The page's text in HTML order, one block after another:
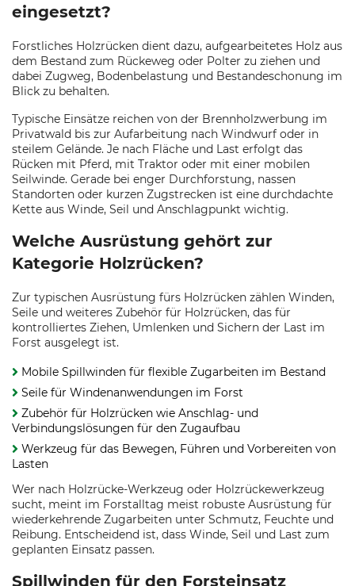
eingesetzt?
Forstliches Holzrücken dient dazu, aufgearbeitetes Holz aus
dem Bestand zum Rückeweg oder Polter zu ziehen und
dabei Zugweg, Bodenbelastung und Bestandeschonung im
Blick zu behalten.
Typische Einsätze reichen von der Brennholzwerbung im
Privatwald bis zur Aufarbeitung nach Windwurf oder in
steilem Gelände. Je nach Fläche und Last erfolgt das
Rücken mit Pferd, mit Traktor oder mit einer mobilen
Seilwinde. Gerade bei enger Durchforstung, nassen
Standorten oder kurzen Zugstrecken ist eine durchdachte
Kette aus Winde, Seil und Anschlagpunkt wichtig.
Welche Ausrüstung gehört zur
Kategorie Holzrücken?
Zur typischen Ausrüstung fürs Holzrücken zählen Winden,
Seile und weiteres Zubehör für Holzrücken, das für
kontrolliertes Ziehen, Umlenken und Sichern der Last im
Forst ausgelegt ist.
Mobile Spillwinden für flexible Zugarbeiten im Bestand
Seile für Windenanwendungen im Forst
Zubehör für Holzrücken wie Anschlag- und
Verbindungslösungen für den Zugaufbau
Werkzeug für das Bewegen, Führen und Vorbereiten von
Lasten
Wer nach Holzrücke-Werkzeug oder Holzrückewerkzeug
sucht, meint im Forstalltag meist robuste Ausrüstung für
wiederkehrende Zugarbeiten unter Schmutz, Feuchte und
Reibung. Entscheidend ist, dass Winde, Seil und Last zum
geplanten Einsatz passen.
Spillwinden für den Forsteinsatz